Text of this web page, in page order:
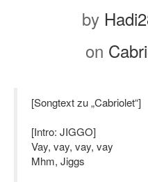
by
on
[Songtext zu „Cabriolet“]
[Intro: JIGGO]
Vay, vay, vay, vay
Mhm, Jiggs